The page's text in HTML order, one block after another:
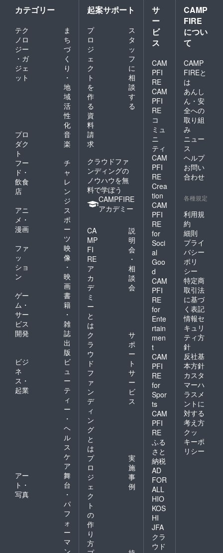
カテゴリー
テク
ノロ
ジー
・ガ
ジェ
ット
ま
ち
づ
く
り
・
地
域
活
性
化
プロ
ダク
ト
音
楽
フー
ド・
飲食
店
チ
ャ
レ
ン
ジ
アニ
メ・
漫画
ス
ポ
ー
ツ
ファ
ッ
ショ
ン
映
像
・
映
画
ゲー
ム・
サー
ビス
開発
書
籍
・
雑
誌
出
版
ビジ
ネ
ス・
起業
ビ
ュ
ー
テ
ィ
ー
・
ヘ
ル
ス
ケ
ア
アー
ト・
写真
舞
台
・
パ
フ
ォ
ー
マ
ン
起案サポート
プ
ロ
ジ
ェ
ク
ト
を
作
る
ス
タ
ッ
フ
に
相
談
す
る
資
料
請
求
クラウドファ
ンディングの
ノウハウを無
料で学ぼう
CAMPFIRE
アカデミー
CA
MP
FI
RE
ア
カ
デ
ミ
ー
と
は
説
明
会
・
相
談
会
ク
ラ
ウ
ド
フ
ァ
ン
デ
ィ
ン
グ
と
は
サ
ポ
ー
ト
サ
ー
ビ
ス
プ
ロ
ジ
ェ
ク
ト
の
作
り
方
実
施
事
例
サ
ー
ビ
ス
CAM
PFI
RE
CAM
PFI
RE
コ
ミュ
ニ
ティ
CAM
PFI
RE
Crea
tion
CAM
PFI
RE
for
Soci
al
Goo
d
CAM
PFI
RE
for
Ente
rtain
men
t
CAM
PFI
RE
for
Spor
ts
CAM
PFI
RE
ふる
さと
納税
AD
FOR
ALL
HIO
KOS
HI
JFA
クラ
ウド
CAMP
FIRE
につい
て
CAMP
FIREと
は
あんし
ん・安
全への
取り組
み
ニュー
ス
ヘルプ
お問い
合わせ
各種規定
利用規
約
細則
プライ
バシー
ポリ
シー
特定商
取引法
に基づ
く表記
情報セ
キュリ
ティ方
針
反社基
本方針
カスタ
マーハ
ラスメ
ントに
対する
考え方
クッ
キーポ
リシー